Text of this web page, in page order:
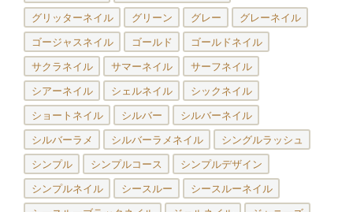
グリッターネイル グリーン グレー グレーネイル
ゴージャスネイル ゴールド ゴールドネイル
サクラネイル サマーネイル サーフネイル
シアーネイル シェルネイル シックネイル
ショートネイル シルバー シルバーネイル
シルバーラメ シルバーラメネイル シングルラッシュ
シンプル シンプルコース シンプルデザイン
シンプルネイル シースルー シースルーネイル